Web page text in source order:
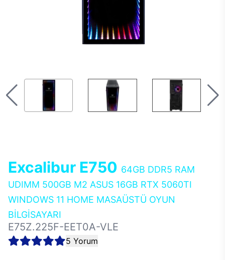
Excalibur E750 64GB DDR5 RAM
UDIMM 500GB M2 ASUS 16GB RTX 5060TI
WINDOWS 11 HOME MASAÜSTÜ OYUN
BİLGİSAYARI
E75Z.225F-EET0A-VLE
5 Yorum